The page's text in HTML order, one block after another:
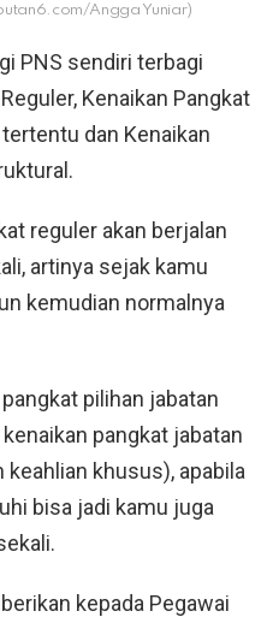
Angga Yuniar)
PNS sendiri terbagi
Kenaikan Pangkat
dan Kenaikan
reguler akan berjalan
artinya sejak kamu
kemudian normalnya
pilihan jabatan
pangkat jabatan
khusus), apabila
bisa jadi kamu juga
kepada Pegawai